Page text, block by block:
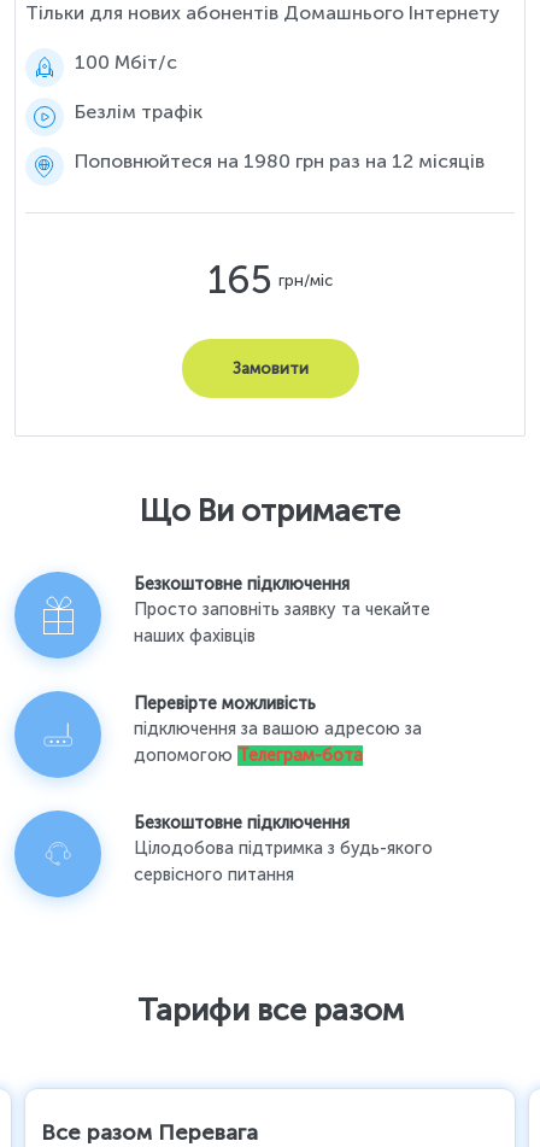
Тільки для нових абонентів Домашнього Інтернету
100 Мбіт/c
Безлім трафік
Поповнюйтеся на 1980 грн раз на 12 місяців
165 грн/міс
Замовити
Що Ви отримаєте
Безкоштовне підключення
Просто заповніть заявку та чекайте
наших фахівців
Перевірте можливість
підключення за вашою адресою за
допомогою Телеграм-бота
Безкоштовне підключення
Цілодобова підтримка з будь-якого
сервісного питання
Тарифи все разом
Все разом Перевага